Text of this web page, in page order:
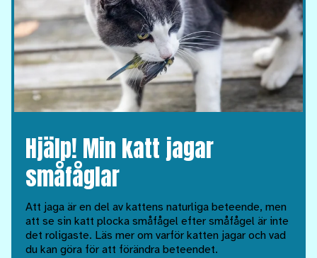
Hjälp! Min katt jagar
småfåglar
Att jaga är en del av kattens naturliga beteende, men
att se sin katt plocka småfågel efter småfågel är inte
det roligaste. Läs mer om varför katten jagar och vad
du kan göra för att förändra beteendet.